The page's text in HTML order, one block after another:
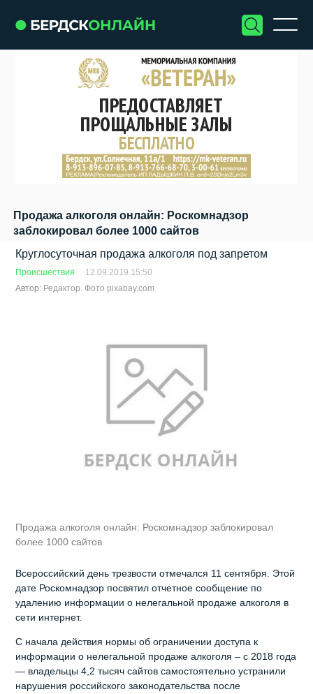
Продажа алкоголя онлайн: Роскомнадзор
заблокировал более 1000 сайтов
Круглосуточная продажа алкоголя под запретом
Происшествия
12.09.2019 15:50
Автор: Редактор. Фото pixabay.com
Продажа алкоголя онлайн: Роскомнадзор заблокировал
более 1000 сайтов
Всероссийский день трезвости отмечался 11 сентября. Этой
дате Роскомнадзор посвятил отчетное сообщение по
удалению информации о нелегальной продаже алкоголя в
сети интернет.
С начала действия нормы об ограничении доступа к
информации о нелегальной продаже алкоголя – с 2018 года
— владельцы 4,2 тысяч сайтов самостоятельно устранили
нарушения российского законодательства после